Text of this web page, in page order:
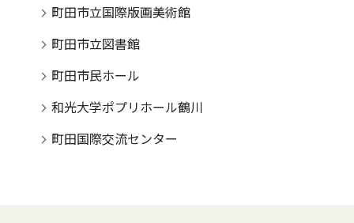
町田市立国際版画美術館
町田市立図書館
町田市民ホール
和光大学ポプリホール鶴川
町田国際交流センター